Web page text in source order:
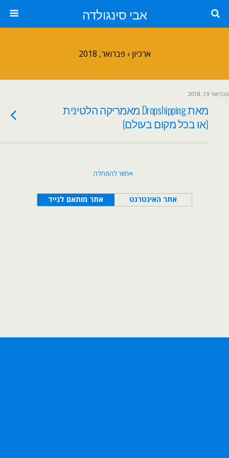
אבי סינגולדה
ארכיון › פברואר, 2018
פברואר 19, 2018
מאת Dropshipping מאמריקה הלטינית
(או בכל מקום בעולם)
חזור להתחלה
אתר מותאם לנייד אתר האינטרנט